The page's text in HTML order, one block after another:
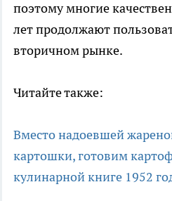
поэтому многие
лет продолжают
вторичном рынке.
Читайте также:
Вместо надоевшей
картошки, готовим
кулинарной книге 1952